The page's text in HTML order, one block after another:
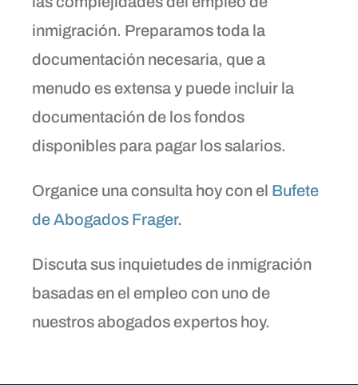
inmigración. Preparamos toda la
documentación necesaria, que a
menudo es extensa y puede incluir la
documentación de los fondos
disponibles para pagar los salarios.
Organice una consulta hoy con el Bufete
de Abogados Frager.
Discuta sus inquietudes de inmigración
basadas en el empleo con uno de
nuestros abogados expertos hoy.